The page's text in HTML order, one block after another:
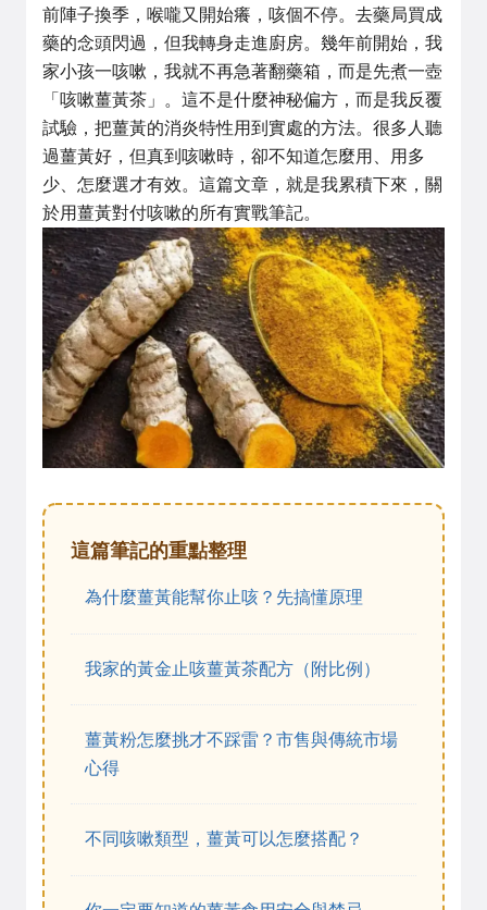
前陣子換季，喉嚨又開始癢，咳個不停。去藥局買成
藥的念頭閃過，但我轉身走進廚房。幾年前開始，我
家小孩一咳嗽，我就不再急著翻藥箱，而是先煮一壺
「咳嗽薑黃茶」。這不是什麼神秘偏方，而是我反覆
試驗，把薑黃的消炎特性用到實處的方法。很多人聽
過薑黃好，但真到咳嗽時，卻不知道怎麼用、用多
少、怎麼選才有效。這篇文章，就是我累積下來，關
於用薑黃對付咳嗽的所有實戰筆記。
這篇筆記的重點整理
為什麼薑黃能幫你止咳？先搞懂原理
我家的黃金止咳薑黃茶配方（附比例）
薑黃粉怎麼挑才不踩雷？市售與傳統市場
心得
不同咳嗽類型，薑黃可以怎麼搭配？